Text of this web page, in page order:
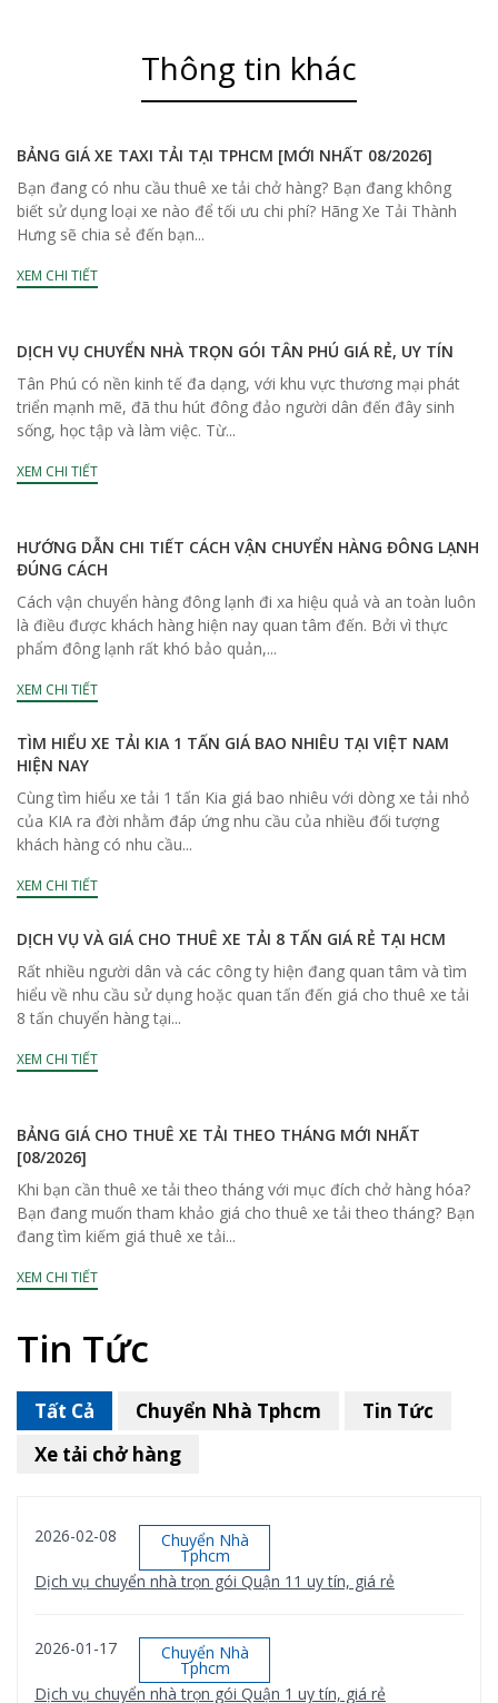
Thông tin khác
BẢNG GIÁ XE TAXI TẢI TẠI TPHCM [MỚI NHẤT 08/2026]
Bạn đang có nhu cầu thuê xe tải chở hàng? Bạn đang không
biết sử dụng loại xe nào để tối ưu chi phí? Hãng Xe Tải Thành
Hưng sẽ chia sẻ đến bạn...
XEM CHI TIẾT
DỊCH VỤ CHUYỂN NHÀ TRỌN GÓI TÂN PHÚ GIÁ RẺ, UY TÍN
Tân Phú có nền kinh tế đa dạng, với khu vực thương mại phát
triển mạnh mẽ, đã thu hút đông đảo người dân đến đây sinh
sống, học tập và làm việc. Từ...
XEM CHI TIẾT
HƯỚNG DẪN CHI TIẾT CÁCH VẬN CHUYỂN HÀNG ĐÔNG LẠNH
ĐÚNG CÁCH
Cách vận chuyển hàng đông lạnh đi xa hiệu quả và an toàn luôn
là điều được khách hàng hiện nay quan tâm đến. Bởi vì thực
phẩm đông lạnh rất khó bảo quản,...
XEM CHI TIẾT
TÌM HIỂU XE TẢI KIA 1 TẤN GIÁ BAO NHIÊU TẠI VIỆT NAM
HIỆN NAY
Cùng tìm hiểu xe tải 1 tấn Kia giá bao nhiêu với dòng xe tải nhỏ
của KIA ra đời nhằm đáp ứng nhu cầu của nhiều đối tượng
khách hàng có nhu cầu...
XEM CHI TIẾT
DỊCH VỤ VÀ GIÁ CHO THUÊ XE TẢI 8 TẤN GIÁ RẺ TẠI HCM
Rất nhiều người dân và các công ty hiện đang quan tâm và tìm
hiểu về nhu cầu sử dụng hoặc quan tấn đến giá cho thuê xe tải
8 tấn chuyển hàng tại...
XEM CHI TIẾT
BẢNG GIÁ CHO THUÊ XE TẢI THEO THÁNG MỚI NHẤT
[08/2026]
Khi bạn cần thuê xe tải theo tháng với mục đích chở hàng hóa?
Bạn đang muốn tham khảo giá cho thuê xe tải theo tháng? Bạn
đang tìm kiếm giá thuê xe tải...
XEM CHI TIẾT
Tin Tức
Tất Cả
2026-02-08 Chuyển Nhà
Tphcm
Dịch vụ chuyển nhà trọn gói Quận 11 uy tín, giá rẻ
2026-01-17 Chuyển Nhà
Tphcm
Dịch vụ chuyển nhà trọn gói Quận 1 uy tín, giá rẻ
Chuyển Nhà Tphcm
Tin Tức
Xe tải chở hàng